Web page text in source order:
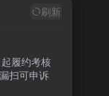
刷新
履约考核
扫可申诉